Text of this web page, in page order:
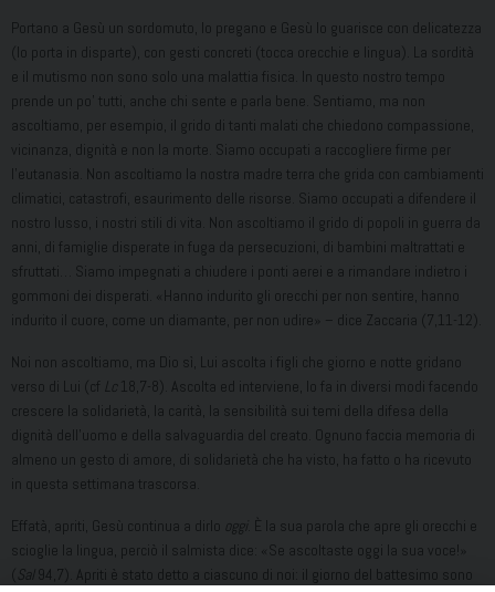
Portano a Gesù un sordomuto, lo pregano e Gesù lo guarisce con delicatezza
(lo porta in disparte), con gesti concreti (tocca orecchie e lingua). La sordità
e il mutismo non sono solo una malattia fisica. In questo nostro tempo
prende un po’ tutti, anche chi sente e parla bene. Sentiamo, ma non
ascoltiamo, per esempio, il grido di tanti malati che chiedono compassione,
vicinanza, dignità e non la morte. Siamo occupati a raccogliere firme per
l’eutanasia. Non ascoltiamo la nostra madre terra che grida con cambiamenti
climatici, catastrofi, esaurimento delle risorse. Siamo occupati a difendere il
nostro lusso, i nostri stili di vita. Non ascoltiamo il grido di popoli in guerra da
anni, di famiglie disperate in fuga da persecuzioni, di bambini maltrattati e
sfruttati… Siamo impegnati a chiudere i ponti aerei e a rimandare indietro i
gommoni dei disperati. «Hanno indurito gli orecchi per non sentire, hanno
indurito il cuore, come un diamante, per non udire» – dice Zaccaria (7,11-12).
Noi non ascoltiamo, ma Dio sì, Lui ascolta i figli che giorno e notte gridano
verso di Lui (cf Lc 18,7-8). Ascolta ed interviene, lo fa in diversi modi facendo
crescere la solidarietà, la carità, la sensibilità sui temi della difesa della
dignità dell’uomo e della salvaguardia del creato. Ognuno faccia memoria di
almeno un gesto di amore, di solidarietà che ha visto, ha fatto o ha ricevuto
in questa settimana trascorsa.
Effatà, apriti, Gesù continua a dirlo oggi . È la sua parola che apre gli orecchi e
scioglie la lingua, perciò il salmista dice: «Se ascoltaste oggi la sua voce!»
( Sal 94,7). Apriti è stato detto a ciascuno di noi: il giorno del battesimo sono